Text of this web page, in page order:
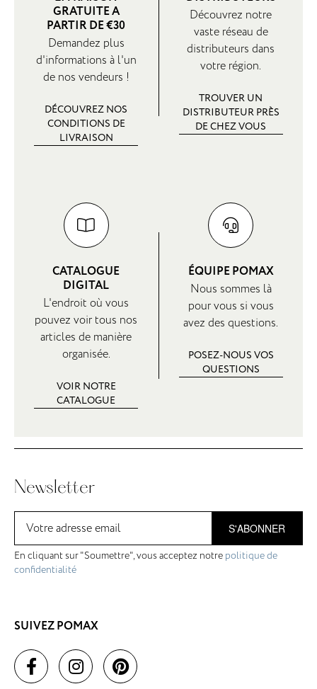
GRATUITE A
PARTIR DE €30
Demandez plus
d'informations à l'un
de nos vendeurs !
DÉCOUVREZ NOS
CONDITIONS DE
LIVRAISON
Découvrez notre
vaste réseau de
distributeurs dans
votre région.
TROUVER UN
DISTRIBUTEUR PRÈS
DE CHEZ VOUS
CATALOGUE
DIGITAL
L'endroit où vous
pouvez voir tous nos
articles de manière
organisée.
VOIR NOTRE
CATALOGUE
ÉQUIPE POMAX
Nous sommes là
pour vous si vous
avez des questions.
POSEZ-NOUS VOS
QUESTIONS
Newsletter
S'ABONNER
En cliquant sur "Soumettre", vous acceptez notre politique de
confidentialité
SUIVEZ POMAX